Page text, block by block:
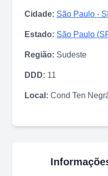
Cidade: São Paulo -
Estado: São Paulo (
Região: Sudeste
DDD: 11
Local: Cond Ten